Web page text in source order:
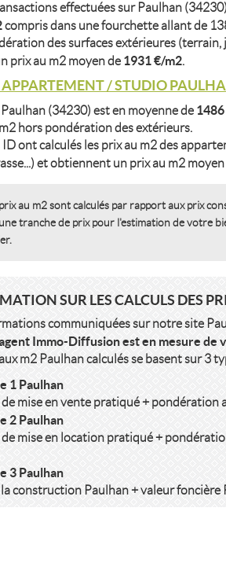
effectuées sur Paulhan
compris dans une fourchette allant de
des surfaces extérieures
prix au m2 moyen de 1931 €/m2.
/ STUDIO
Paulhan (34230) est en moyenne de
hors pondération des extérieurs.
ID ont calculés les prix au m2 des
et obtiennent un prix au m2 moyen
au m2 sont calculés par rapport aux prix
tranche de prix pour l'estimation de votre
SUR LES CALCULS DES
communiquées sur notre site
Immo-Diffusion est en mesure de
m2 Paulhan calculés se basent sur 3
1 Paulhan
mise en vente pratiqué + pondération
2 Paulhan
mise en location pratiqué +
3 Paulhan
construction Paulhan + valeur